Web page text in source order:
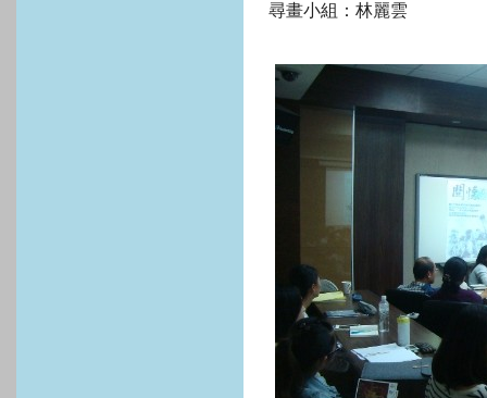
尋畫小組：林麗雲